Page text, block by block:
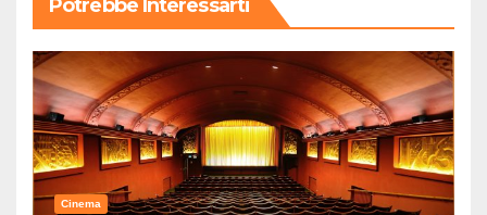
Potrebbe Interessarti
Cinema